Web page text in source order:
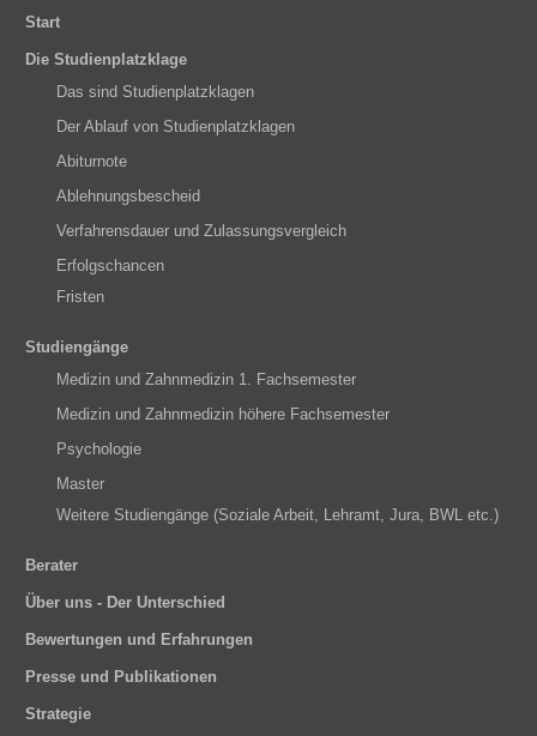
Start
Die Studienplatzklage
Das sind Studienplatzklagen
Der Ablauf von Studienplatzklagen
Abiturnote
Ablehnungsbescheid
Verfahrensdauer und Zulassungsvergleich
Erfolgschancen
Fristen
Studiengänge
Medizin und Zahnmedizin 1. Fachsemester
Medizin und Zahnmedizin höhere Fachsemester
Psychologie
Master
Weitere Studiengänge (Soziale Arbeit, Lehramt, Jura, BWL etc.)
Berater
Über uns - Der Unterschied
Bewertungen und Erfahrungen
Presse und Publikationen
Strategie